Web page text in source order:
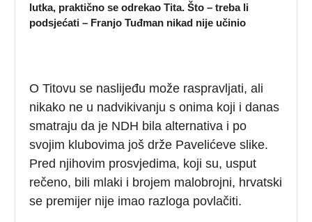
lutka, praktično se odrekao Tita. Što – treba li
podsjećati – Franjo Tuđman nikad nije učinio
O Titovu se naslijeđu može raspravljati, ali
nikako ne u nadvikivanju s onima koji i danas
smatraju da je NDH bila alternativa i po
svojim klubovima još drže Pavelićeve slike.
Pred njihovim prosvjedima, koji su, usput
rečeno, bili mlaki i brojem malobrojni, hrvatski
se premijer nije imao razloga povlačiti.